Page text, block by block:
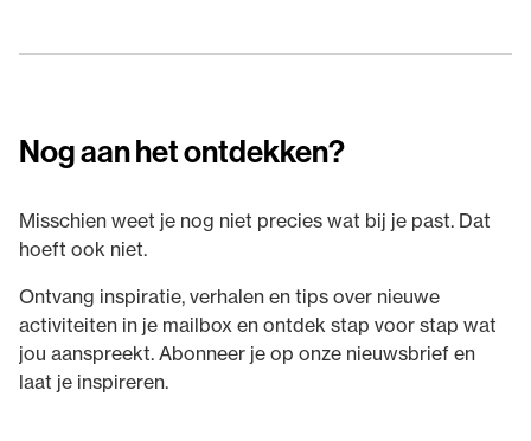
Nog aan het ontdekken?
Misschien weet je nog niet precies wat bij je past. Dat
hoeft ook niet.
Ontvang inspiratie, verhalen en tips over nieuwe
activiteiten in je mailbox en ontdek stap voor stap wat
jou aanspreekt. Abonneer je op onze nieuwsbrief en
laat je inspireren.